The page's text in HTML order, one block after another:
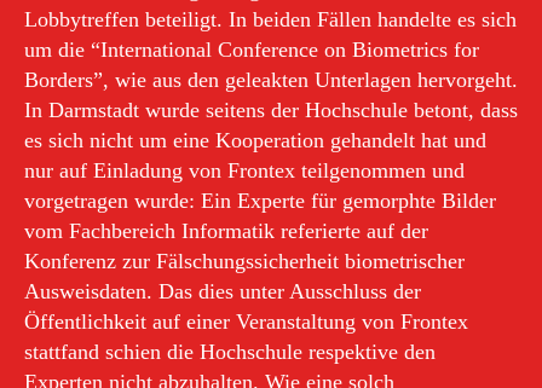
Lobbytreffen beteiligt. In beiden Fällen handelte es sich
um die “International Conference on Biometrics for
Borders”, wie aus den geleakten Unterlagen hervorgeht.
In Darmstadt wurde seitens der Hochschule betont, dass
es sich nicht um eine Kooperation gehandelt hat und
nur auf Einladung von Frontex teilgenommen und
vorgetragen wurde: Ein Experte für gemorphte Bilder
vom Fachbereich Informatik referierte auf der
Konferenz zur Fälschungssicherheit biometrischer
Ausweisdaten. Das dies unter Ausschluss der
Öffentlichkeit auf einer Veranstaltung von Frontex
stattfand schien die Hochschule respektive den
Experten nicht abzuhalten. Wie eine solch